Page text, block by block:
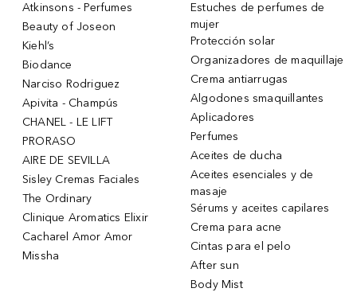
Atkinsons - Perfumes
Beauty of Joseon
Kiehl’s
Biodance
Narciso Rodriguez
Apivita - Champús
CHANEL - LE LIFT
PRORASO
AIRE DE SEVILLA
Sisley Cremas Faciales
The Ordinary
Clinique Aromatics Elixir
Cacharel Amor Amor
Missha
Estuches de perfumes de
mujer
Protección solar
Organizadores de maquillaje
Crema antiarrugas
Algodones smaquillantes
Aplicadores
Perfumes
Aceites de ducha
Aceites esenciales y de
masaje
Sérums y aceites capilares
Crema para acne
Cintas para el pelo
After sun
Body Mist